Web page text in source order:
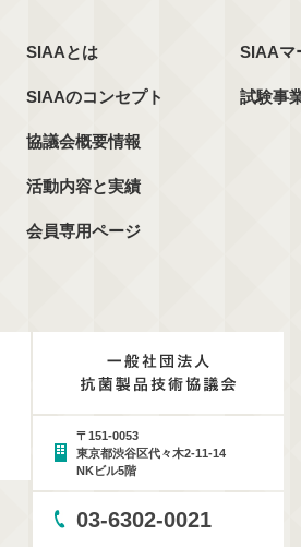
SIAAとは
SIAAのコンセプト
協議会概要情報
活動内容と実績
会員専用ページ
SIAAマ
試験事
〒151-0053
東京都渋谷区代々木2-11-14
NKビル5階
03-6302-0021